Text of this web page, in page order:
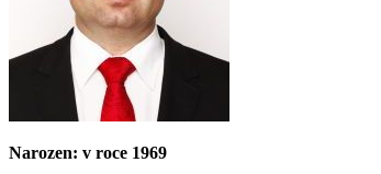
Narozen: v roce 1969